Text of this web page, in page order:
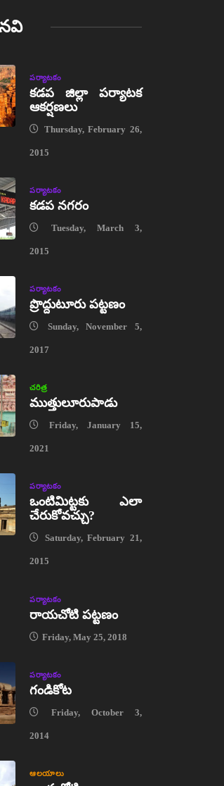
పర్యాటకం
కడప జిల్లా పర్యాటక
ఆకర్షణలు
Thursday, February 26,
2015
పర్యాటకం
కడప నగరం
Tuesday, March 3,
2015
పర్యాటకం
ప్రొద్దుటూరు పట్టణం
Sunday, November 5,
2017
చరిత్ర
ముత్తులూరుపాడు
Friday, January 15,
2021
పర్యాటకం
ఒంటిమిట్టకు ఎలా
చేరుకోవచ్చు?
Saturday, February 21,
2015
పర్యాటకం
రాయచోటి పట్టణం
Friday, May 25, 2018
పర్యాటకం
గండికోట
Friday, October 3,
2014
ఆలయాలు